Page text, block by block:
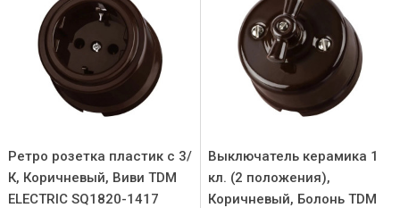
Ретро розетка пластик с 3/
К, Коричневый, Виви TDM
ELECTRIC SQ1820-1417
Выключатель керамика 1
кл. (2 положения),
Коричневый, Болонь TDM